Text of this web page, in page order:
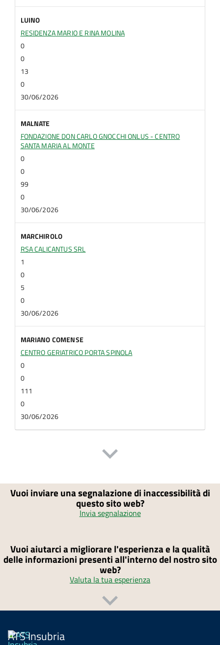
LUINO
RESIDENZA MARIO E RINA MOLINA
0
0
13
0
30/06/2026
MALNATE
FONDAZIONE DON CARLO GNOCCHI ONLUS - CENTRO
SANTA MARIA AL MONTE
0
0
99
0
30/06/2026
MARCHIROLO
RSA CALICANTUS SRL
1
0
5
0
30/06/2026
MARIANO COMENSE
CENTRO GERIATRICO PORTA SPINOLA
0
0
111
0
30/06/2026
Vuoi inviare una segnalazione di inaccessibilità di
questo sito web?
Invia segnalazione
Vuoi aiutarci a migliorare l'esperienza e la qualità
delle informazioni presenti all'interno del nostro sito
web?
Valuta la tua esperienza
ATS Insubria